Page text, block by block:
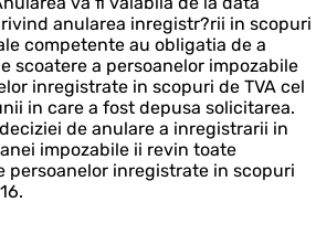
anularea inregistr?rii in scopuri
competente au obligatia de a
scoatere a persoanelor impozabile
inregistrate in scopuri de TVA cel
in care a fost depusa solicitarea.
de anulare a inregistrarii in
impozabile ii revin toate
persoanelor inregistrate in scopuri